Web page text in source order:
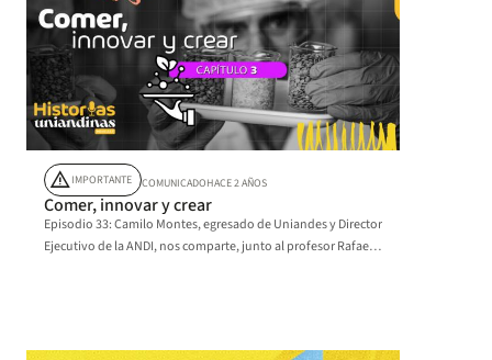
warningIMPORTANTE COMUNICADOHACE 2 AÑOS
Comer, innovar y crear
Episodio 33: Camilo Montes, egresado de Uniandes y Director
Ejecutivo de la ANDI, nos comparte, junto al profesor Rafael